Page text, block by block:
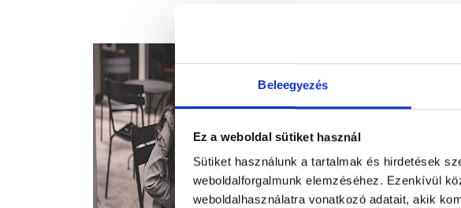
Beleegyezés
Ez a weboldal sütiket használ
Sütiket használunk a tartalmak és hirdetések
weboldalforgalmunk elemzéséhez. Ezenkívül
weboldalhasználatra vonatkozó adatait, akik